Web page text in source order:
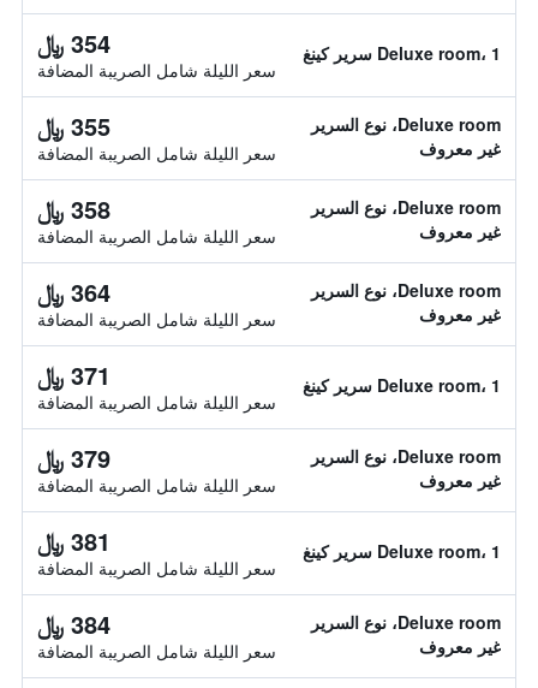
Deluxe room، 1 سرير كينغ 354 ﷼
سعر الليلة شامل الصريبة المضافة
Deluxe room، نوع السرير
غير معروف
355 ﷼
سعر الليلة شامل الصريبة المضافة
Deluxe room، نوع السرير
غير معروف
358 ﷼
سعر الليلة شامل الصريبة المضافة
Deluxe room، نوع السرير
غير معروف
364 ﷼
سعر الليلة شامل الصريبة المضافة
Deluxe room، 1 سرير كينغ 371 ﷼
سعر الليلة شامل الصريبة المضافة
Deluxe room، نوع السرير
غير معروف
379 ﷼
سعر الليلة شامل الصريبة المضافة
Deluxe room، 1 سرير كينغ 381 ﷼
سعر الليلة شامل الصريبة المضافة
Deluxe room، نوع السرير
غير معروف
384 ﷼
سعر الليلة شامل الصريبة المضافة